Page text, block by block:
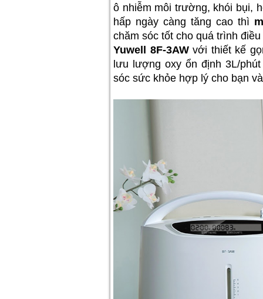
ô nhiễm môi trường, khói bụi,
hấp ngày càng tăng cao thì
chăm sóc tốt cho quá trình
Yuwell 8F-3AWvới thiết kế
lưu lượng oxy ổn định 3L/
sóc sức khỏe hợp lý cho bạn